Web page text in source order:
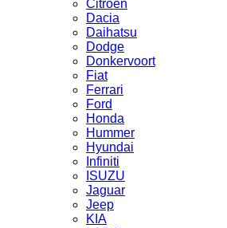
Citroën
Dacia
Daihatsu
Dodge
Donkervoort
Fiat
Ferrari
Ford
Honda
Hummer
Hyundai
Infiniti
ISUZU
Jaguar
Jeep
KIA